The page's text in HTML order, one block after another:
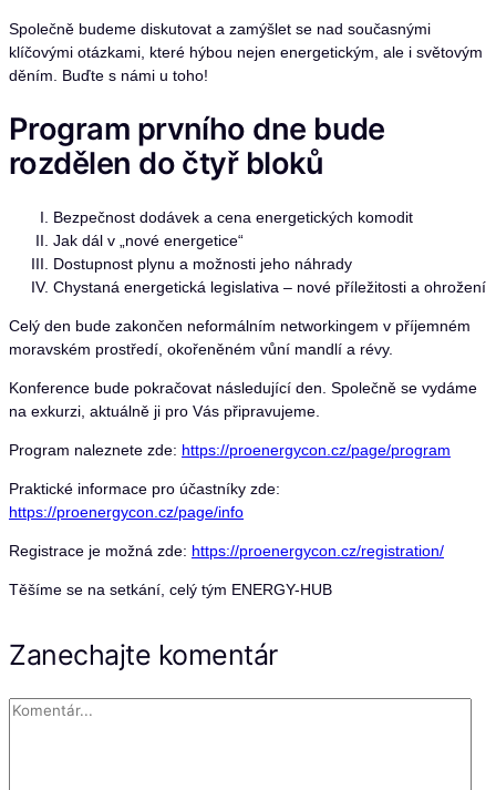
Společně budeme diskutovat a zamýšlet se nad současnými
klíčovými otázkami, které hýbou nejen energetickým, ale i světovým
děním. Buďte s námi u toho!
Program prvního dne bude
rozdělen do čtyř bloků
Bezpečnost dodávek a cena energetických komodit
Jak dál v „nové energetice“
Dostupnost plynu a možnosti jeho náhrady
Chystaná energetická legislativa – nové příležitosti a ohrožení
Celý den bude zakončen neformálním networkingem v příjemném
moravském prostředí, okořeněném vůní mandlí a révy.
Konference bude pokračovat následující den. Společně se vydáme
na exkurzi, aktuálně ji pro Vás připravujeme.
Program naleznete zde: https://proenergycon.cz/page/program
Praktické informace pro účastníky zde:
https://proenergycon.cz/page/info
Registrace je možná zde: https://proenergycon.cz/registration/
Těšíme se na setkání, celý tým ENERGY-HUB
Zanechajte komentár